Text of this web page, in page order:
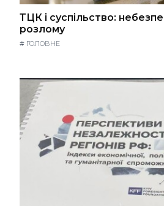
ТЦК і суспільство:
розлому
# ГОЛОВНЕ